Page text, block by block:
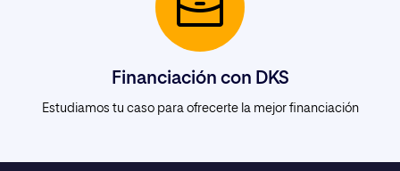
Financiación con DKS
Estudiamos tu caso para ofrecerte la mejor financiación